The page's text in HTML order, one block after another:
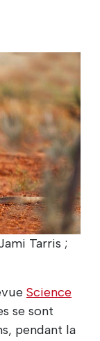
Tarris ;
Science
se sont
pendant la